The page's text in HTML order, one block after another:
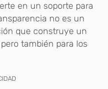
en un soporte para
no es un
que construye un
también para los